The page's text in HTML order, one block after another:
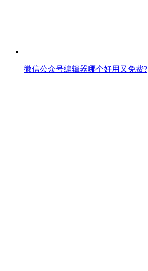
微信公众号编辑器哪个好用又免费?